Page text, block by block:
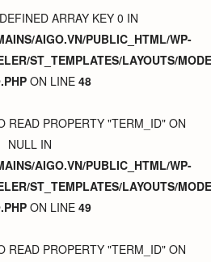
ARRAY KEY 0 IN
AIGO.VN/PUBLIC_HTML/WP-
ST_TEMPLATES/LAYOUTS/
ON LINE 48
READ PROPERTY "TERM_ID" ON
NULL IN
AIGO.VN/PUBLIC_HTML/WP-
ST_TEMPLATES/LAYOUTS/
ON LINE 49
READ PROPERTY "TERM_ID" ON